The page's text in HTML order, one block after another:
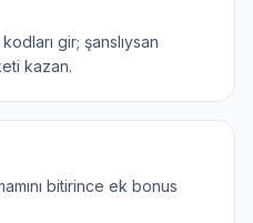
gir; şanslıysan
kazan.
bitirince ek bonus